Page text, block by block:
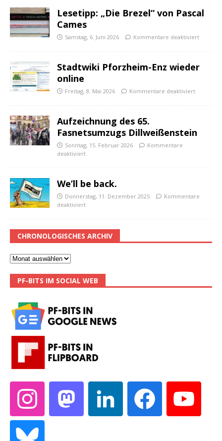
Lesetipp: „Die Brezel“ von Pascal
Cames
Samstag, 6. Juni 2026 Kommentare deaktiviert
Stadtwiki Pforzheim-Enz wieder
online
Freitag, 8. Mai 2026 Kommentare deaktiviert
Aufzeichnung des 65.
Fasnetsumzugs Dillweißenstein
Sonntag, 15. Februar 2026
Kommentare
deaktiviert
We’ll be back.
Donnerstag, 11. Dezember 2025
Kommentare
deaktiviert
CHRONOLOGISCHES ARCHIV
PF-BITS IM SOCIAL WEB